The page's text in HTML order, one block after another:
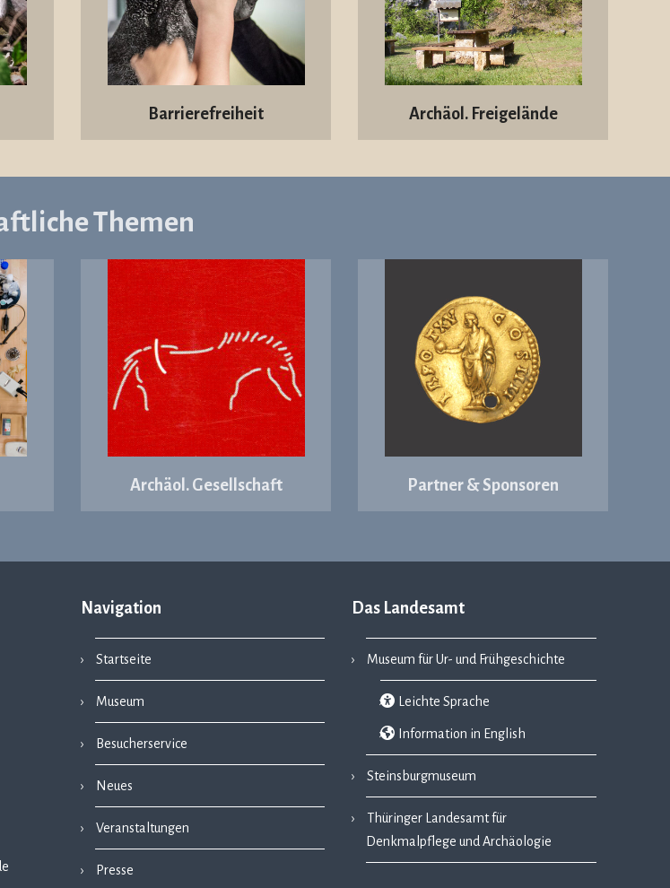
Barrierefreiheit Archäol. Freigelände
Themen
Archäol. Gesellschaft Partner & Sponsoren
Navigation
Startseite
Museum
Besucherservice
Neues
Veranstaltungen
Presse
Das Landesamt
Museum für Ur- und Frühgeschichte
Leichte Sprache
Information in English
Steinsburgmuseum
Thüringer Landesamt für
Denkmalpflege und Archäologie